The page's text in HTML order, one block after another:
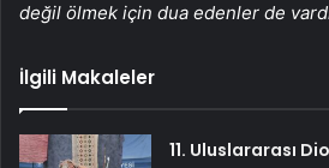
değil ölmek için dua edenler de
İlgili Makaleler
11. Uluslararası